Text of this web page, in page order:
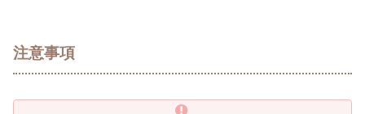
注意事項